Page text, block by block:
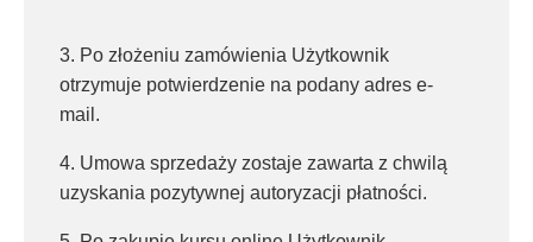
3. Po złożeniu zamówienia Użytkownik
otrzymuje potwierdzenie na podany adres e-
mail.
4. Umowa sprzedaży zostaje zawarta z chwilą
uzyskania pozytywnej autoryzacji płatności.